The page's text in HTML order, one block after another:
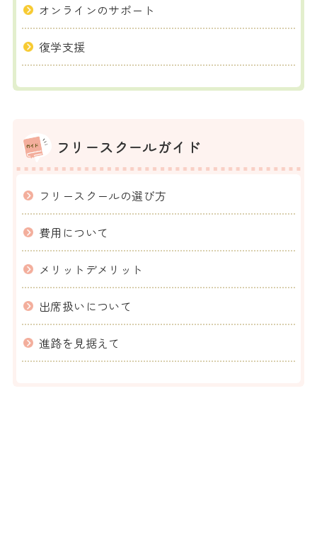
オンラインのサポート
復学支援
フリースクールガイド
フリースクールの選び方
費用について
メリットデメリット
出席扱いについて
進路を見据えて